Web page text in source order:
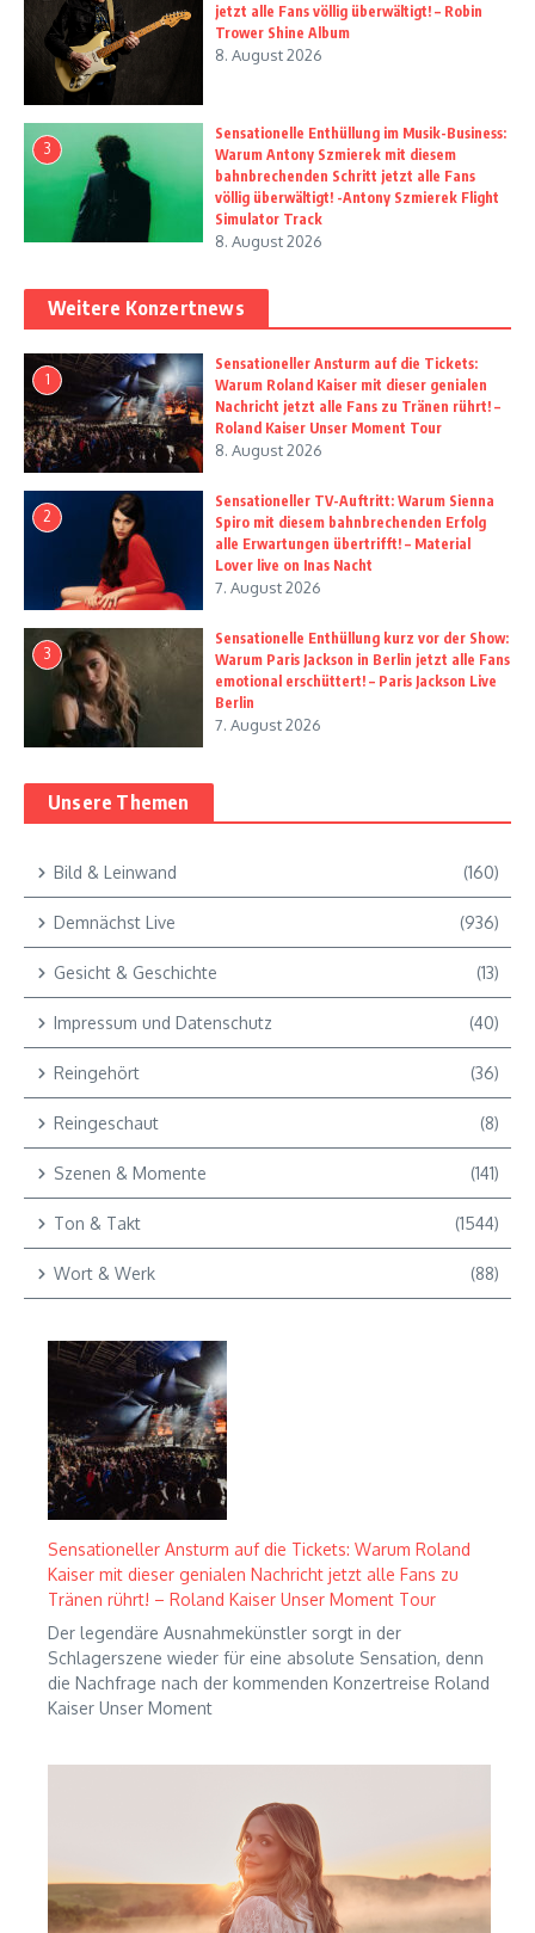
jetzt alle Fans völlig überwältigt! – Robin
Trower Shine Album
8. August 2026
3
Sensationelle Enthüllung im Musik-Business:
Warum Antony Szmierek mit diesem
bahnbrechenden Schritt jetzt alle Fans
völlig überwältigt! -Antony Szmierek Flight
Simulator Track
8. August 2026
Weitere Konzertnews
1
Sensationeller Ansturm auf die Tickets:
Warum Roland Kaiser mit dieser genialen
Nachricht jetzt alle Fans zu Tränen rührt! –
Roland Kaiser Unser Moment Tour
8. August 2026
2
Sensationeller TV-Auftritt: Warum Sienna
Spiro mit diesem bahnbrechenden Erfolg
alle Erwartungen übertrifft! – Material
Lover live on Inas Nacht
7. August 2026
3
Sensationelle Enthüllung kurz vor der Show:
Warum Paris Jackson in Berlin jetzt alle Fans
emotional erschüttert! – Paris Jackson Live
Berlin
7. August 2026
Unsere Themen
Bild & Leinwand (160)
Demnächst Live (936)
Gesicht & Geschichte (13)
Impressum und Datenschutz (40)
Reingehört (36)
Reingeschaut (8)
Szenen & Momente (141)
Ton & Takt (1544)
Wort & Werk (88)
Sensationeller Ansturm auf die Tickets: Warum Roland
Kaiser mit dieser genialen Nachricht jetzt alle Fans zu
Tränen rührt! – Roland Kaiser Unser Moment Tour
Der legendäre Ausnahmekünstler sorgt in der
Schlagerszene wieder für eine absolute Sensation, denn
die Nachfrage nach der kommenden Konzertreise Roland
Kaiser Unser Moment